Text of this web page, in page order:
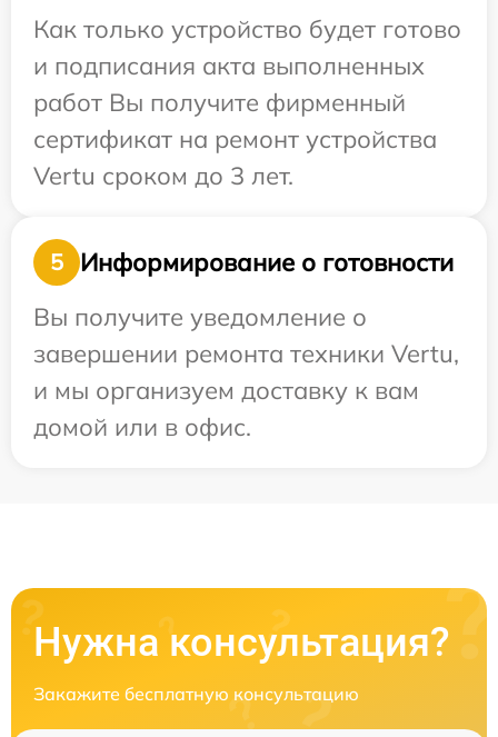
Как только устройство будет готово
и подписания акта выполненных
работ Вы получите фирменный
сертификат на ремонт устройства
Vertu сроком до 3 лет.
5
Информирование о готовности
Вы получите уведомление о
завершении ремонта техники Vertu,
и мы организуем доставку к вам
домой или в офис.
Нужна консультация?
Закажите бесплатную консультацию